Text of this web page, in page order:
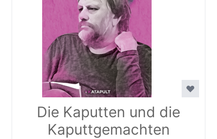
Die Kaputten und die
Kaputtgemachten